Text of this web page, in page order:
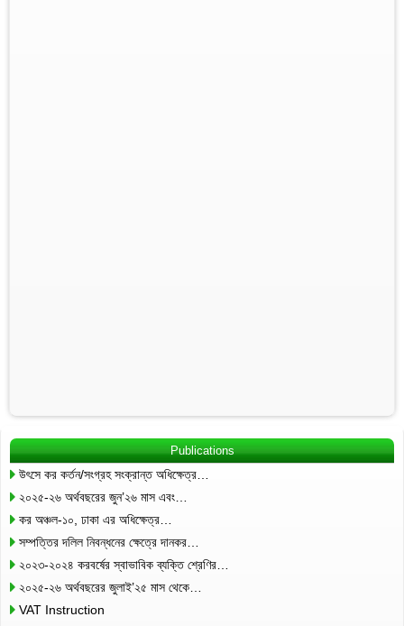
Publications
উৎসে কর কর্তন/সংগ্রহ সংক্রান্ত অধিক্ষেত্র…
২০২৫-২৬ অর্থবছরের জুন’২৬ মাস এবং…
কর অঞ্চল-১০, ঢাকা এর অধিক্ষেত্র…
সম্পত্তির দলিল নিবন্ধনের ক্ষেত্রে দানকর…
২০২৩-২০২৪ করবর্ষের স্বাভাবিক ব্যক্তি শ্রেণির…
২০২৫-২৬ অর্থবছরের জুলাই’২৫ মাস থেকে…
VAT Instruction